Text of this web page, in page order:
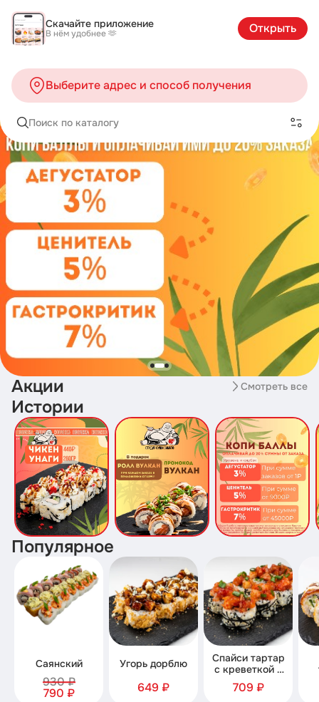
Скачайте приложение
В нём удобнее 🫶 Открыть
Выберите адрес и способ получения
Поиск по каталогу
Акции Смотреть все
Истории
Популярное
Саянский
930 ₽
790 ₽
Угорь дорблю
649 ₽
Спайси тартар
с креветкой и
семгой
709 ₽